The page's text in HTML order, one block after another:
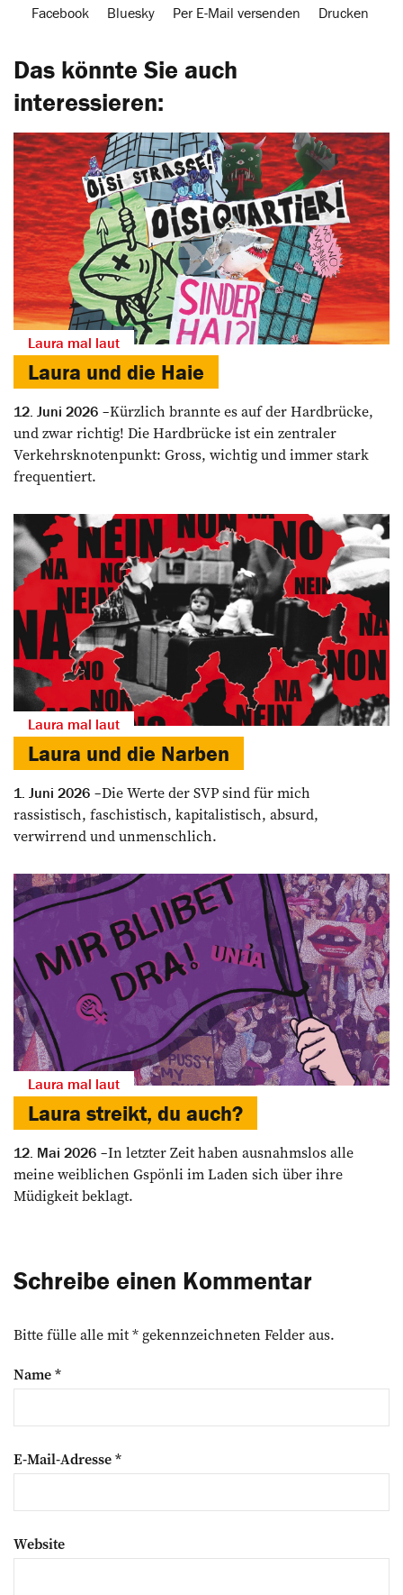
Facebook Bluesky Per E-Mail versenden Drucken
Das könnte Sie auch
interessieren:
Laura mal laut
Laura und die ­Haie
12. Juni 2026
Kürzlich brannte es auf der Hardbrücke,
und zwar richtig! Die Hardbrücke ist ein zentraler
Verkehrsknotenpunkt: Gross, wichtig und immer stark
frequentiert.
Laura mal laut
Laura und die Narben
1. Juni 2026
Die Werte der SVP sind für mich
rassistisch, faschistisch, kapitalistisch, absurd,
verwirrend und unmenschlich.
Laura mal laut
Laura streikt, du auch?
12. Mai 2026
In letzter Zeit haben ausnahmslos alle
meine weiblichen Gspönli im ­Laden sich über ihre
Müdigkeit beklagt.
Schreibe einen Kommentar
Bitte fülle alle mit * gekennzeichneten Felder aus.
Name*
E-Mail-Adresse*
Website